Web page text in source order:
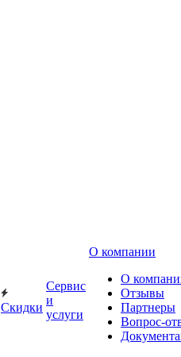
Скидки
Сервис
и
услуги
О компании
О
Отзывы
Партнеры
Вопрос-